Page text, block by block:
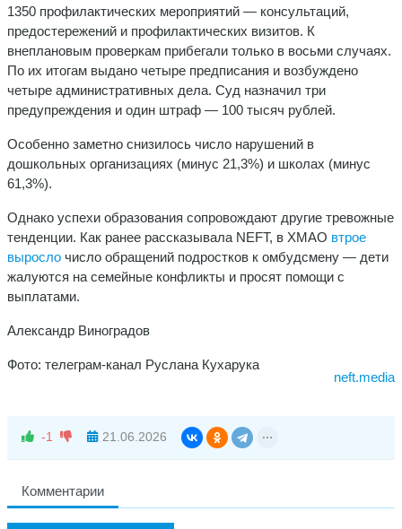
1350 профилактических мероприятий — консультаций,
предостережений и профилактических визитов. К
внеплановым проверкам прибегали только в восьми случаях.
По их итогам выдано четыре предписания и возбуждено
четыре административных дела. Суд назначил три
предупреждения и один штраф — 100 тысяч рублей.
Особенно заметно снизилось число нарушений в
дошкольных организациях (минус 21,3%) и школах (минус
61,3%).
Однако успехи образования сопровождают другие тревожные
тенденции. Как ранее рассказывала NEFT, в ХМАО втрое
выросло число обращений подростков к омбудсмену — дети
жалуются на семейные конфликты и просят помощи с
выплатами.
Александр Виноградов
Фото: телеграм-канал Руслана Кухарука
neft.media
-1 21.06.2026
Комментарии